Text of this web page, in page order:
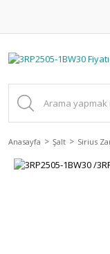
Anasayfa Şalt Sirius